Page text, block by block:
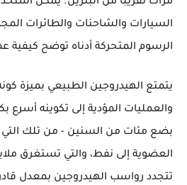
السيارات والشاحنات والطائرات
الرسوم المتحركة أدناه توضح كيفية
يتمتع الهيدروجين الطبيعي بميزة
والعمليات المؤدية إلى تكوينه
بضع مئات من السنين - من تلك التي
العضوية إلى نفط، والتي تستغرق
تتجدد رواسب الهيدروجين بمعدل